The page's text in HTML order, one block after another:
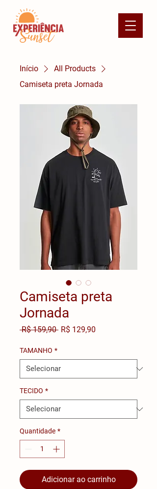
Início
All Products
Camiseta preta Jornada
Camiseta preta
Jornada
R$ 159,90 Preço
R$ 129,90
TAMANHO *
TECIDO *
Quantidade *
Adicionar ao carrinho